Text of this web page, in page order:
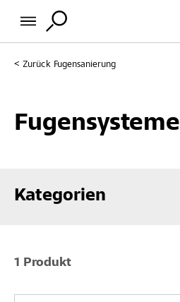
Zurück Fugensanierung
Fugensysteme
Kategorien
1 Produkt